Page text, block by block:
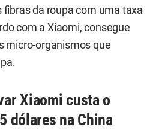
da roupa com uma taxa
com a Xiaomi, consegue
micro-organismos que
Xiaomi custa o
dólares na China